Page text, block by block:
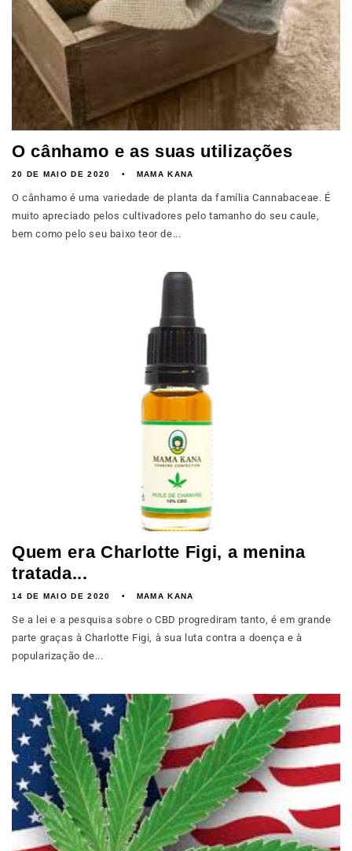
O cânhamo e as suas utilizações
20 DE MAIO DE 2020 MAMA KANA
O cânhamo é uma variedade de planta da família Cannabaceae. É
muito apreciado pelos cultivadores pelo tamanho do seu caule,
bem como pelo seu baixo teor de...
Quem era Charlotte Figi, a menina
tratada...
14 DE MAIO DE 2020 MAMA KANA
Se a lei e a pesquisa sobre o CBD progrediram tanto, é em grande
parte graças à Charlotte Figi, à sua luta contra a doença e à
popularização de...